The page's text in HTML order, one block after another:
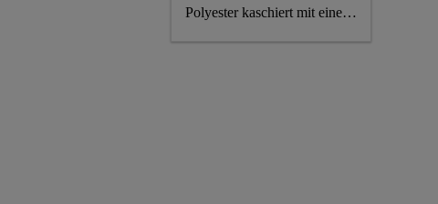
Polyester kaschiert mit einer